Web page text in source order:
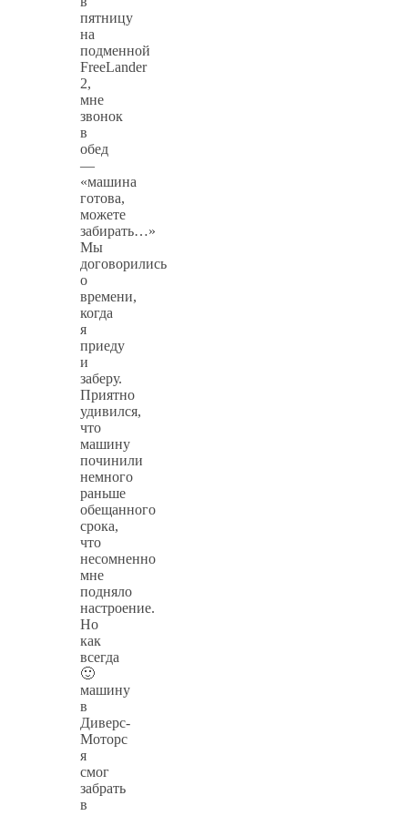
пятницу
на
подменной
FreeLander
2,
мне
звонок
в
обед
—
«машина
готова,
можете
забирать…»
Мы
договорились
о
времени,
когда
я
приеду
и
заберу.
Приятно
удивился,
что
машину
починили
немного
раньше
обещанного
срока,
что
несомненно
мне
подняло
настроение.
Но
как
всегда
🙂
машину
в
Диверс-
Моторс
я
смог
забрать
в